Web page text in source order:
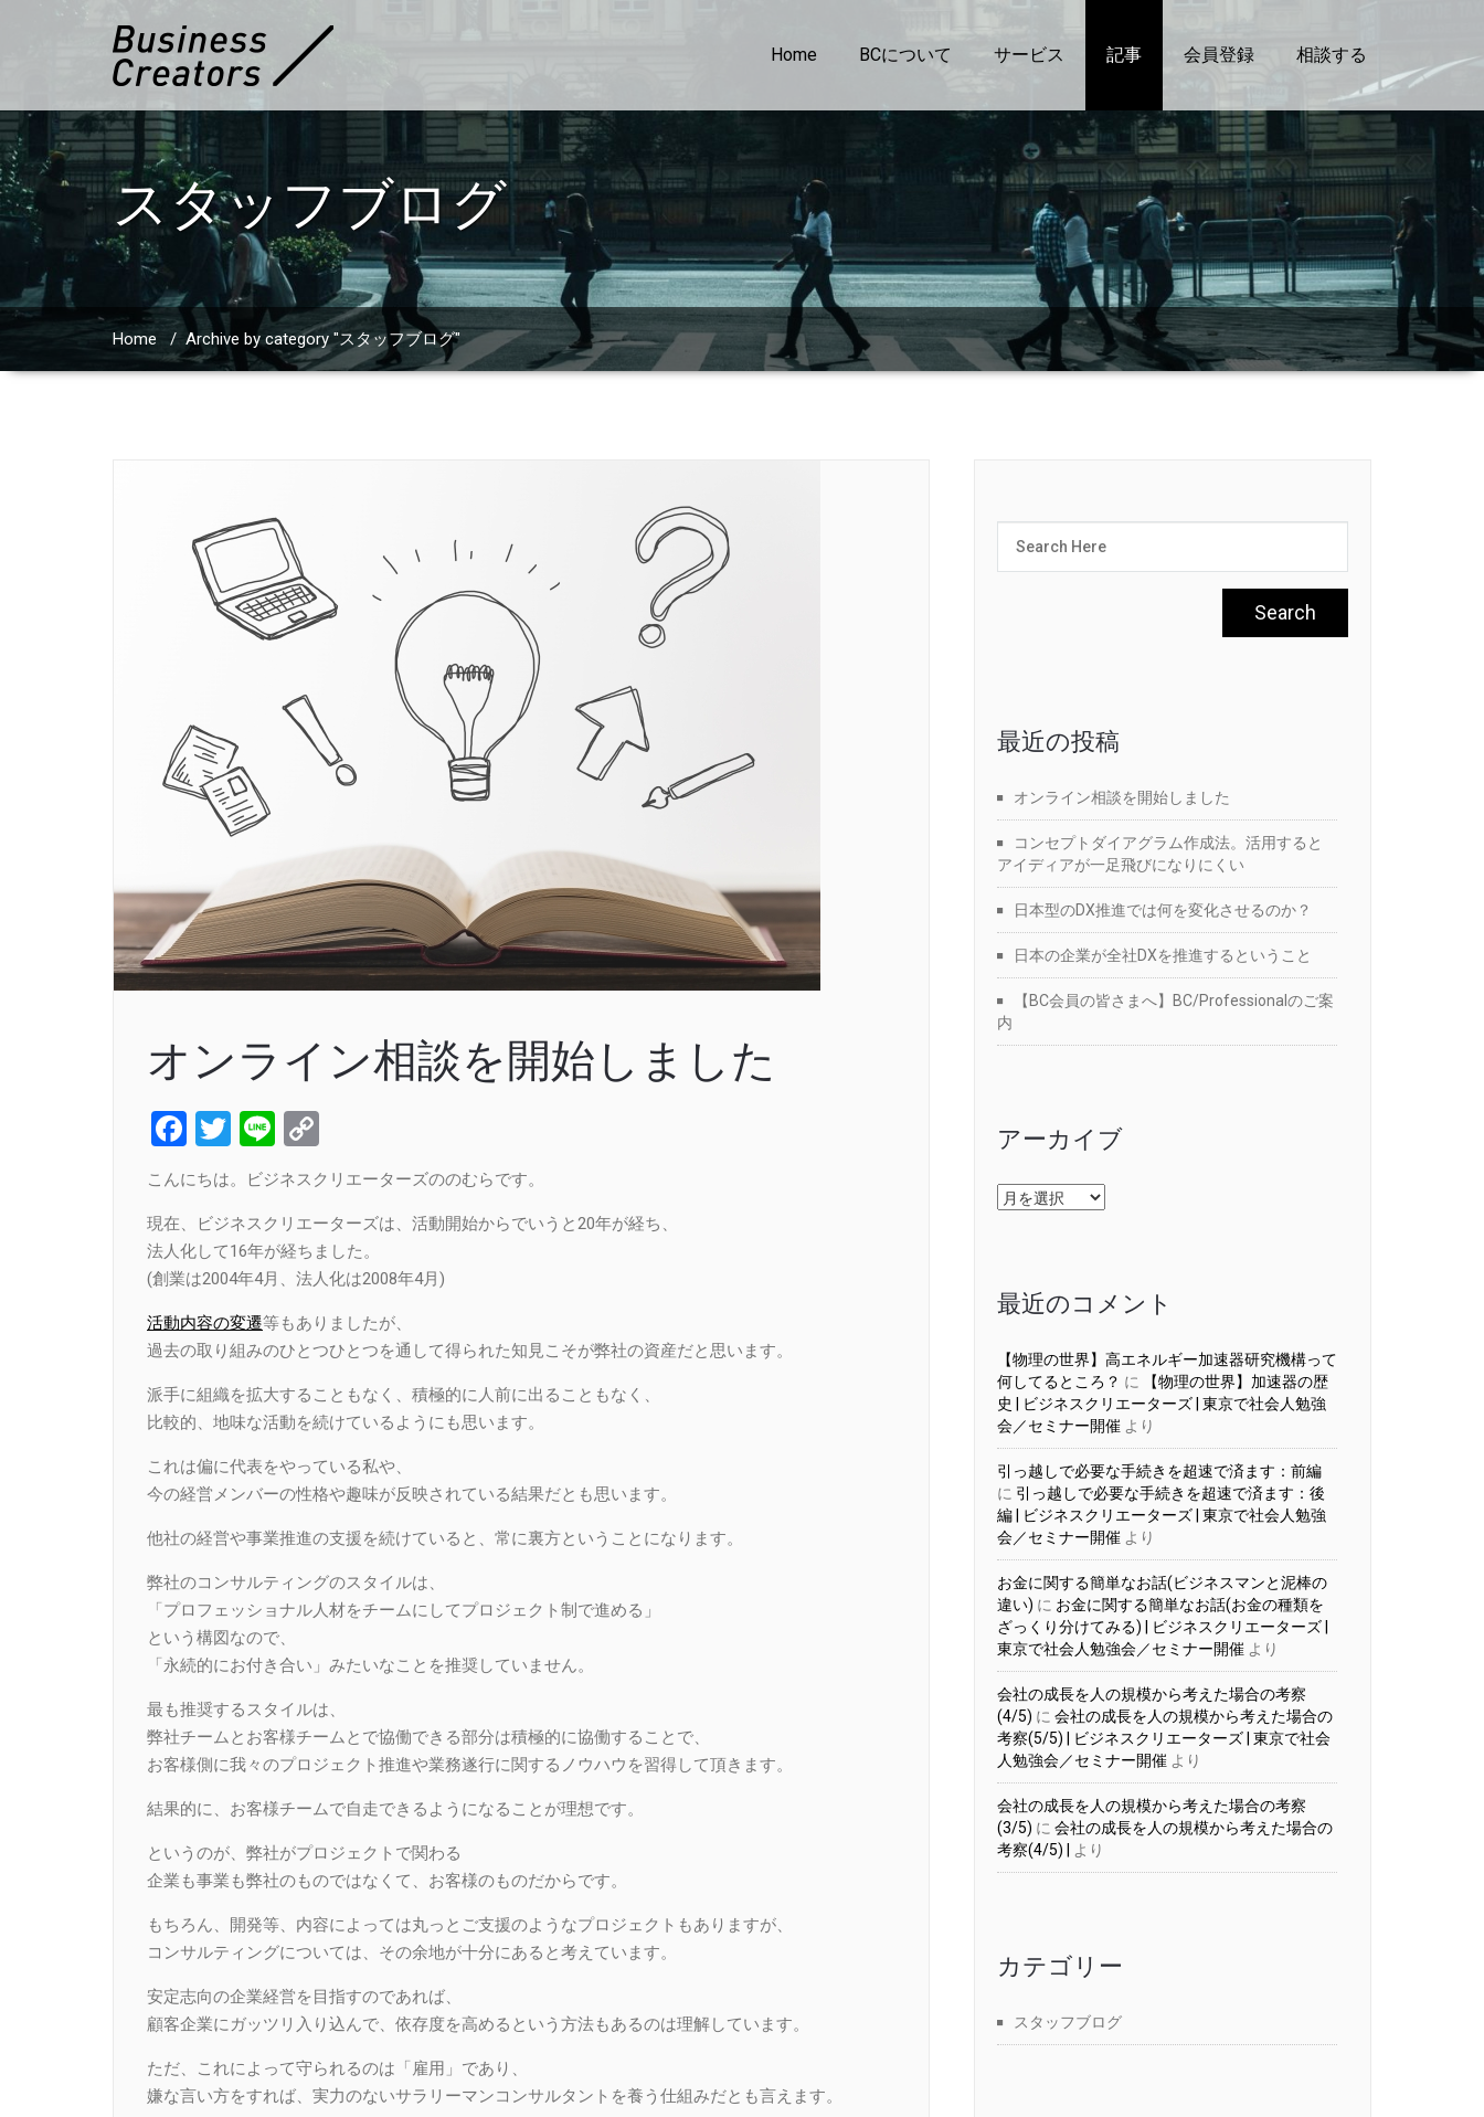
Home BCについて サービス 記事 会員登録 相談する
スタッフブログ
Home / Archive by category "スタッフブログ"
オンライン相談を開始しました
Facebook
Twitter
Line
Link
こんにちは。ビジネスクリエーターズののむらです。
現在、ビジネスクリエーターズは、活動開始からでいうと20年が経ち、
法人化して16年が経ちました。
(創業は2004年4月、法人化は2008年4月)
活動内容の変遷等もありましたが、
過去の取り組みのひとつひとつを通して得られた知見こそが弊社の資産だと思います。
派手に組織を拡大することもなく、積極的に人前に出ることもなく、
比較的、地味な活動を続けているようにも思います。
これは偏に代表をやっている私や、
今の経営メンバーの性格や趣味が反映されている結果だとも思います。
他社の経営や事業推進の支援を続けていると、常に裏方ということになります。
弊社のコンサルティングのスタイルは、
「プロフェッショナル人材をチームにしてプロジェクト制で進める」
という構図なので、
「永続的にお付き合い」みたいなことを推奨していません。
最も推奨するスタイルは、
弊社チームとお客様チームとで協働できる部分は積極的に協働することで、
お客様側に我々のプロジェクト推進や業務遂行に関するノウハウを習得して頂きます。
結果的に、お客様チームで自走できるようになることが理想です。
というのが、弊社がプロジェクトで関わる
企業も事業も弊社のものではなくて、お客様のものだからです。
もちろん、開発等、内容によっては丸っとご支援のようなプロジェクトもありますが、
コンサルティングについては、その余地が十分にあると考えています。
安定志向の企業経営を目指すのであれば、
顧客企業にガッツリ入り込んで、依存度を高めるという方法もあるのは理解しています。
ただ、これによって守られるのは「雇用」であり、
嫌な言い方をすれば、実力のないサラリーマンコンサルタントを養う仕組みだとも言えます。
最近の投稿
オンライン相談を開始しました
コンセプトダイアグラム作成法。活用すると
アイディアが一足飛びになりにくい
日本型のDX推進では何を変化させるのか？
日本の企業が全社DXを推進するということ
【BC会員の皆さまへ】BC/Professionalのご案
内
アーカイブ
ア
ー
最近のコメント
【物理の世界】高エネルギー加速器研究機構って
何してるところ？ に
【物理の世界】加速器の歴
史 | ビジネスクリエーターズ | 東京で社会人勉強
会／セミナー開催 より
引っ越しで必要な手続きを超速で済ます：前編
に 引っ越しで必要な手続きを超速で済ます：後
編 | ビジネスクリエーターズ | 東京で社会人勉強
会／セミナー開催 より
お金に関する簡単なお話(ビジネスマンと泥棒の
違い) に お金に関する簡単なお話(お金の種類を
ざっくり分けてみる) | ビジネスクリエーターズ |
東京で社会人勉強会／セミナー開催 より
会社の成長を人の規模から考えた場合の考察
(4/5) に 会社の成長を人の規模から考えた場合の
考察(5/5) | ビジネスクリエーターズ | 東京で社会
人勉強会／セミナー開催 より
会社の成長を人の規模から考えた場合の考察
(3/5) に 会社の成長を人の規模から考えた場合の
考察(4/5) |
より
カテゴリー
スタッフブログ